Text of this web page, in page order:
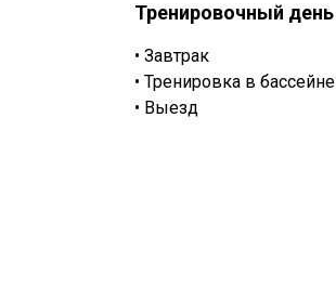
Тренировочный день
• Завтрак
• Тренировка в бассейне
• Выезд